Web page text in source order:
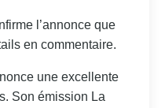
l’annonce que
en commentaire.
une excellente
Son émission La